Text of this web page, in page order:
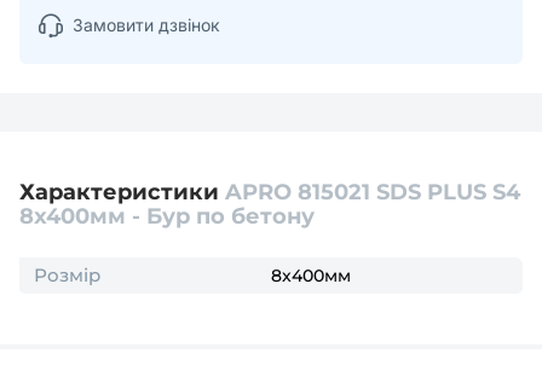
Замовити дзвінок
Характеристики APRO 815021 SDS PLUS S4
8x400мм - Бур по бетону
Розмір 8x400мм